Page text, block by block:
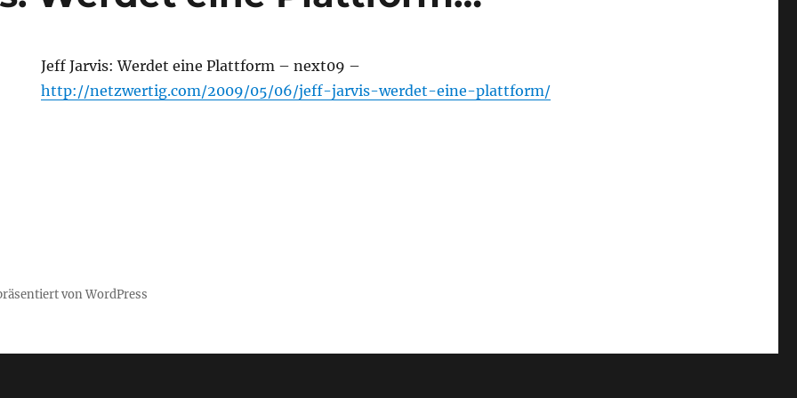
Jeff Jarvis: Werdet eine Plattform – next09 –
http://netzwertig.com/2009/05/06/jeff-jarvis-werdet-eine-plattform/
von WordPress